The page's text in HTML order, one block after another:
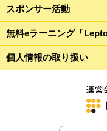
スポンサー活動
無料eラーニング「
個人情報の取り扱い